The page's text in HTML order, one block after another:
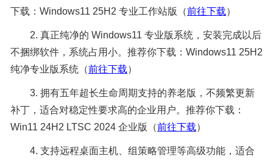
下载：Windows11 25H2 专业工作站版（前往下载）
2. 真正纯净的 Windows11 专业版系统，安装完成以后
不捆绑软件，系统占用小。推荐你下载：Windows11 25H2
纯净专业版系统（前往下载）
3. 拥有五年超长生命周期支持的养老版，不频繁更新
补丁，适合对稳定性要求高的企业用户。推荐你下载：
Win11 24H2 LTSC 2024 企业版（前往下载）
4. 支持远程桌面主机、组策略管理等高级功能，适合